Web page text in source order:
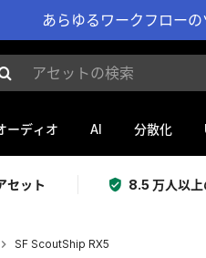
あらゆるワークフロー
セットの検索
ーディオ AI 分散化
セット 8.5 万人以上
SF ScoutShip RX5